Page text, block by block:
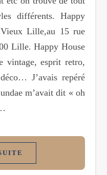
différents. Happy
Lille,au 15 rue
Lille. Happy House
vintage, esprit retro,
J’avais repéré
m’avait dit « oh